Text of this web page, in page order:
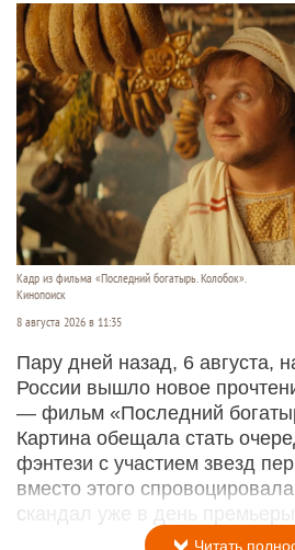
Кадр из фильма «Последний богатырь. Колобок».
Кинопоиск
8 августа 2026 в 11:35
Пару дней назад, 6 августа,
России вышло новое
— фильм «Последний
Картина обещала стать
фэнтези с участием звезд
вместо этого
скандал уже в день премьеры.
Читать